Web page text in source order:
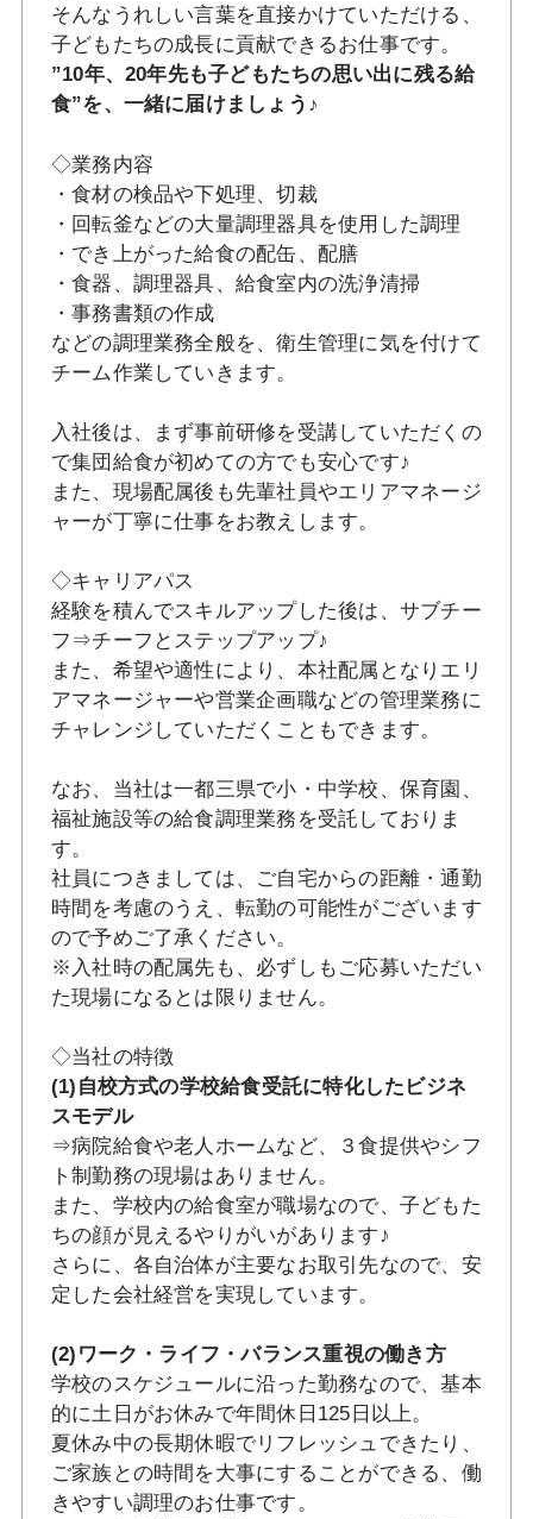
そんなうれしい言葉を直接かけていただける、
子どもたちの成長に貢献できるお仕事です。
”10年、20年先も子どもたちの思い出に残る給
食”を、一緒に届けましょう♪
◇業務内容
・食材の検品や下処理、切裁
・回転釜などの大量調理器具を使用した調理
・でき上がった給食の配缶、配膳
・食器、調理器具、給食室内の洗浄清掃
・事務書類の作成
などの調理業務全般を、衛生管理に気を付けて
チーム作業していきます。
入社後は、まず事前研修を受講していただくの
で集団給食が初めての方でも安心です♪
また、現場配属後も先輩社員やエリアマネージ
ャーが丁寧に仕事をお教えします。
◇キャリアパス
経験を積んでスキルアップした後は、サブチー
フ⇒チーフとステップアップ♪
また、希望や適性により、本社配属となりエリ
アマネージャーや営業企画職などの管理業務に
チャレンジしていただくこともできます。
なお、当社は一都三県で小・中学校、保育園、
福祉施設等の給食調理業務を受託しておりま
す。
社員につきましては、ご自宅からの距離・通勤
時間を考慮のうえ、転勤の可能性がございます
ので予めご了承ください。
※入社時の配属先も、必ずしもご応募いただい
た現場になるとは限りません。
◇当社の特徴
(1)自校方式の学校給食受託に特化したビジネ
スモデル
⇒病院給食や老人ホームなど、３食提供やシフ
ト制勤務の現場はありません。
また、学校内の給食室が職場なので、子どもた
ちの顔が見えるやりがいがあります♪
さらに、各自治体が主要なお取引先なので、安
定した会社経営を実現しています。
(2)ワーク・ライフ・バランス重視の働き方
学校のスケジュールに沿った勤務なので、基本
的に土日がお休みで年間休日125日以上。
夏休み中の長期休暇でリフレッシュできたり、
ご家族との時間を大事にすることができる、働
きやすい調理のお仕事です。